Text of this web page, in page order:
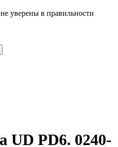
уверены в правильности
UD PD6. 0240-